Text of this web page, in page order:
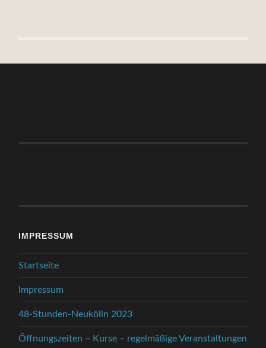
IMPRESSUM
Startseite
Impressum
48-Stunden-Neukölln 2023
Öffnungszeiten – Kurse – regelmäßige Veranstaltungen